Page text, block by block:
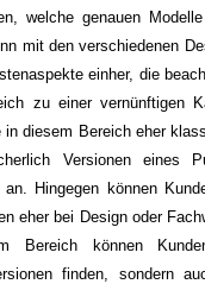
welche genauen
mit den verschiedenen
einher, die
zu einer vernünftigen
in diesem Bereich eher
Versionen eines
an. Hingegen können
eher bei Design oder
Bereich können
finden, sondern